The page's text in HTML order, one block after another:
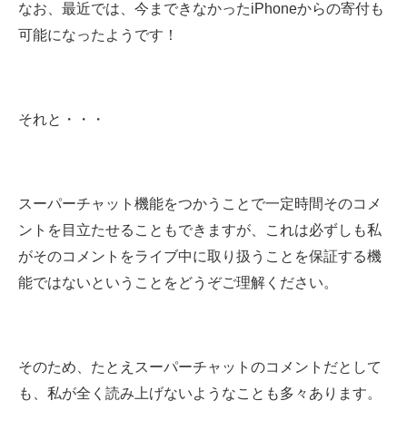
なお、最近では、今まできなかったiPhoneからの寄付も
可能になったようです！
それと・・・
スーパーチャット機能をつかうことで一定時間そのコメ
ントを目立たせることもできますが、これは必ずしも私
がそのコメントをライブ中に取り扱うことを保証する機
能ではないということをどうぞご理解ください。
そのため、たとえスーパーチャットのコメントだとして
も、私が全く読み上げないようなことも多々あります。